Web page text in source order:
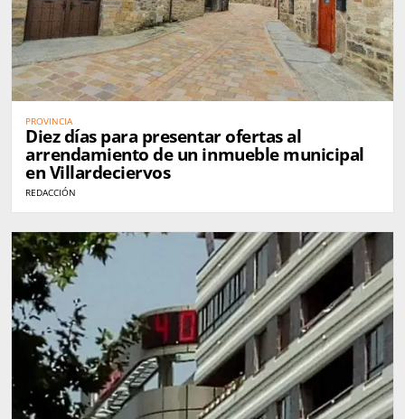
PROVINCIA
Diez días para presentar ofertas al
arrendamiento de un inmueble municipal
en Villardeciervos
REDACCIÓN